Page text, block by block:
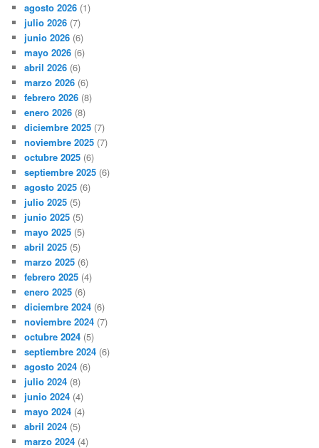
agosto 2026 (1)
julio 2026 (7)
junio 2026 (6)
mayo 2026 (6)
abril 2026 (6)
marzo 2026 (6)
febrero 2026 (8)
enero 2026 (8)
diciembre 2025 (7)
noviembre 2025 (7)
octubre 2025 (6)
septiembre 2025 (6)
agosto 2025 (6)
julio 2025 (5)
junio 2025 (5)
mayo 2025 (5)
abril 2025 (5)
marzo 2025 (6)
febrero 2025 (4)
enero 2025 (6)
diciembre 2024 (6)
noviembre 2024 (7)
octubre 2024 (5)
septiembre 2024 (6)
agosto 2024 (6)
julio 2024 (8)
junio 2024 (4)
mayo 2024 (4)
abril 2024 (5)
marzo 2024 (4)